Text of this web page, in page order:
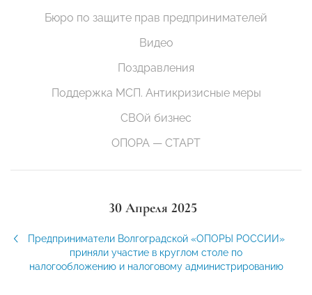
Бюро по защите прав предпринимателей
Видео
Поздравления
Поддержка МСП. Антикризисные меры
СВОй бизнес
ОПОРА — СТАРТ
30 Апреля 2025
Предприниматели Волгоградской «ОПОРЫ РОССИИ»
приняли участие в круглом столе по
налогообложению и налоговому администрированию